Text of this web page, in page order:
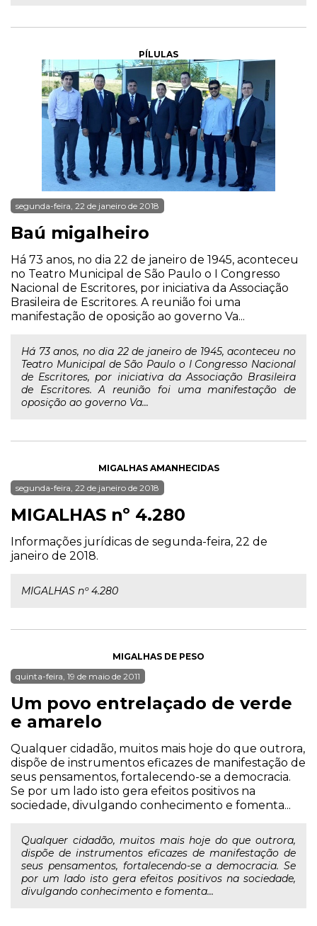
PÍLULAS
segunda-feira, 22 de janeiro de 2018
Baú migalheiro
Há 73 anos, no dia 22 de janeiro de 1945, aconteceu
no Teatro Municipal de São Paulo o I Congresso
Nacional de Escritores, por iniciativa da Associação
Brasileira de Escritores. A reunião foi uma
manifestação de oposição ao governo Va...
Há 73 anos, no dia 22 de janeiro de 1945, aconteceu no
Teatro Municipal de São Paulo o I Congresso Nacional
de Escritores, por iniciativa da Associação Brasileira
de Escritores. A reunião foi uma manifestação de
oposição ao governo Va...
MIGALHAS AMANHECIDAS
segunda-feira, 22 de janeiro de 2018
MIGALHAS nº 4.280
Informações jurídicas de segunda-feira, 22 de
janeiro de 2018.
MIGALHAS nº 4.280
MIGALHAS DE PESO
quinta-feira, 19 de maio de 2011
Um povo entrelaçado de verde
e amarelo
Qualquer cidadão, muitos mais hoje do que outrora,
dispõe de instrumentos eficazes de manifestação de
seus pensamentos, fortalecendo-se a democracia.
Se por um lado isto gera efeitos positivos na
sociedade, divulgando conhecimento e fomenta...
Qualquer cidadão, muitos mais hoje do que outrora,
dispõe de instrumentos eficazes de manifestação de
seus pensamentos, fortalecendo-se a democracia. Se
por um lado isto gera efeitos positivos na sociedade,
divulgando conhecimento e fomenta...